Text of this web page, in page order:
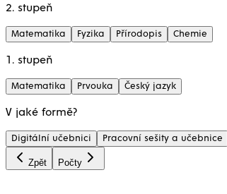
2. stupeň
Matematika Fyzika Přírodopis Chemie
1. stupeň
Matematika Prvouka Český jazyk
V jaké formě?
Digitální učebnici Pracovní sešity a učebnice
Zpět Počty